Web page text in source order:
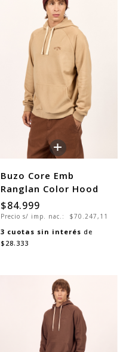
+
Buzo Core Emb
Ranglan Color Hood
$84.999
Precio s/ imp. nac.: $70.247,11
3 cuotas sin interés de
$28.333